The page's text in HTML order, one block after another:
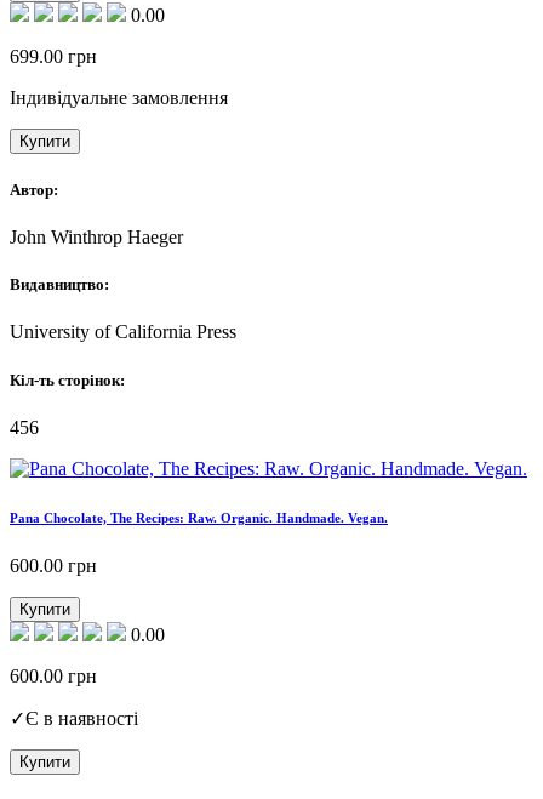
0.00
699.00 грн
Індивідуальне замовлення
Купити
Автор:
John Winthrop Haeger
Видавництво:
University of California Press
Кіл-ть сторінок:
456
Pana Chocolate, The Recipes: Raw. Organic. Handmade. Vegan.
600.00 грн
Купити
0.00
600.00 грн
✓Є в наявності
Купити